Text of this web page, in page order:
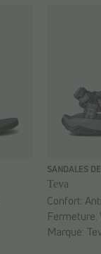
SANDALES
Teva
Confort:
Fermeture:
Marque: